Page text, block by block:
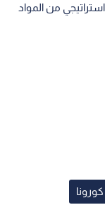
من المواد